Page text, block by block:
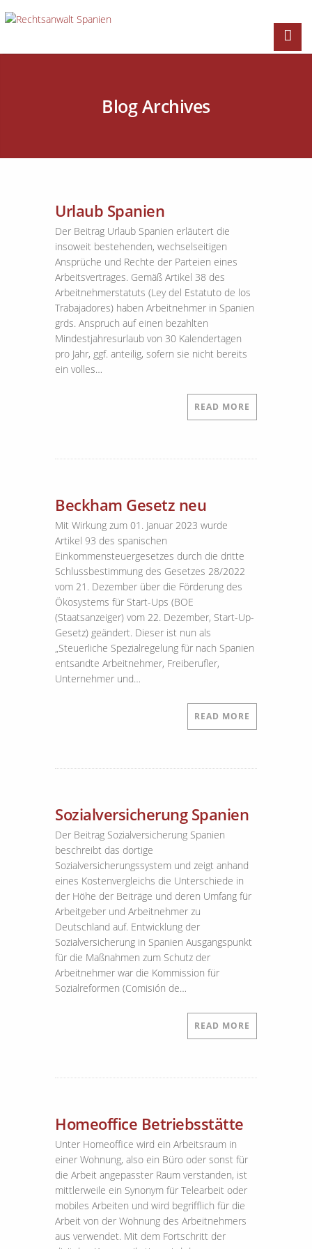
Blog Archives
Urlaub Spanien
Der Beitrag Urlaub Spanien erläutert die
insoweit bestehenden, wechselseitigen
Ansprüche und Rechte der Parteien eines
Arbeitsvertrages. Gemäß Artikel 38 des
Arbeitnehmerstatuts (Ley del Estatuto de los
Trabajadores) haben Arbeitnehmer in Spanien
grds. Anspruch auf einen bezahlten
Mindestjahresurlaub von 30 Kalendertagen
pro Jahr, ggf. anteilig, sofern sie nicht bereits
ein volles…
READ MORE
Beckham Gesetz neu
Mit Wirkung zum 01. Januar 2023 wurde
Artikel 93 des spanischen
Einkommensteuergesetzes durch die dritte
Schlussbestimmung des Gesetzes 28/2022
vom 21. Dezember über die Förderung des
Ökosystems für Start-Ups (BOE
(Staatsanzeiger) vom 22. Dezember, Start-Up-
Gesetz) geändert. Dieser ist nun als
„Steuerliche Spezialregelung für nach Spanien
entsandte Arbeitnehmer, Freiberufler,
Unternehmer und…
READ MORE
Sozialversicherung Spanien
Der Beitrag Sozialversicherung Spanien
beschreibt das dortige
Sozialversicherungssystem und zeigt anhand
eines Kostenvergleichs die Unterschiede in
der Höhe der Beiträge und deren Umfang für
Arbeitgeber und Arbeitnehmer zu
Deutschland auf. Entwicklung der
Sozialversicherung in Spanien Ausgangspunkt
für die Maßnahmen zum Schutz der
Arbeitnehmer war die Kommission für
Sozialreformen (Comisión de…
READ MORE
Homeoffice Betriebsstätte
Unter Homeoffice wird ein Arbeitsraum in
einer Wohnung, also ein Büro oder sonst für
die Arbeit angepasster Raum verstanden, ist
mittlerweile ein Synonym für Telearbeit oder
mobiles Arbeiten und wird begrifflich für die
Arbeit von der Wohnung des Arbeitnehmers
aus verwendet. Mit dem Fortschritt der